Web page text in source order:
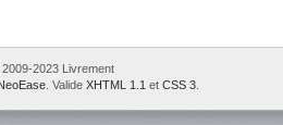
2023 Livrement
. Valide XHTML 1.1 et CSS 3